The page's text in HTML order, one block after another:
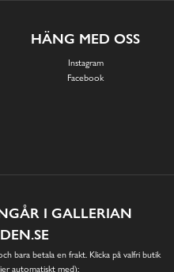
HÄNG MED OSS
Instagram
Facebook
I GALLERIAN
bara betala en frakt. Klicka på valfri butik
automatiskt med):